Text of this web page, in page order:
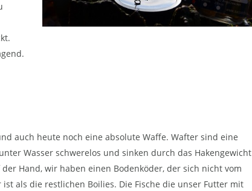
auch heute noch eine absolute Waffe. Wafter sind eine
Wasser schwerelos und sinken durch das Hakengewicht
Hand, wir haben einen Bodenköder, der sich nicht vom
als die restlichen Boilies. Die Fische die unser Futter mit